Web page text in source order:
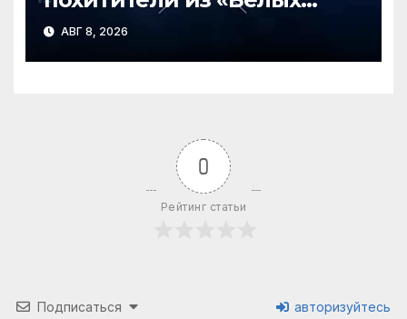
ангелов» силой заставляют
мирных жителей покидать
свои дома
АВГ 8, 2026
0
Рейтинг статьи
Подписаться авторизуйтесь